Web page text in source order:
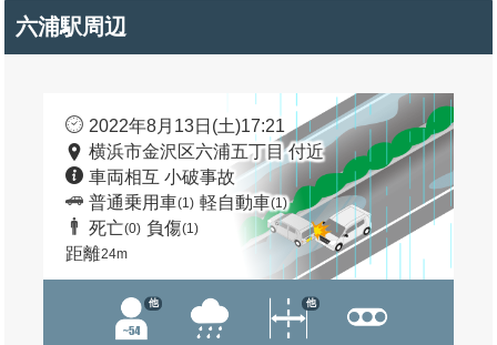
六浦駅周辺
2022年8月13日(土)17:21
横浜市金沢区六浦五丁目 付近
車両相互 小破事故
普通乗用車(1) 軽自動車(1)
死亡(0) 負傷(1)
距離24m
他 他